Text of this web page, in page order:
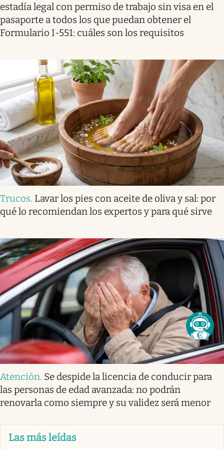
estadía legal con permiso de trabajo sin visa en el
pasaporte a todos los que puedan obtener el
Formulario I-551: cuáles son los requisitos
Trucos. Lavar los pies con aceite de oliva y sal: por
qué lo recomiendan los expertos y para qué sirve
Atención. Se despide la licencia de conducir para
las personas de edad avanzada: no podrán
renovarla como siempre y su validez será menor
Las más leídas